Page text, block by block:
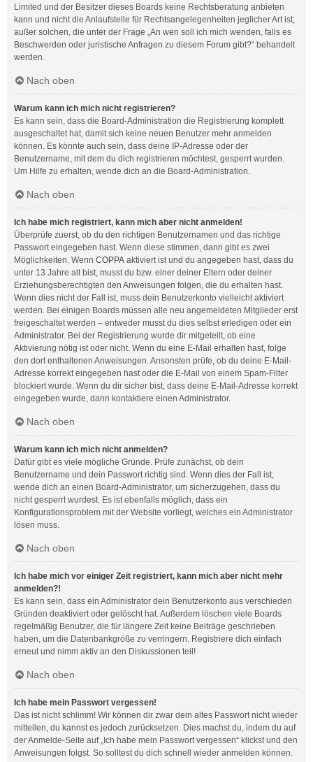
Limited und der Besitzer dieses Boards keine Rechtsberatung anbieten
kann und nicht die Anlaufstelle für Rechtsangelegenheiten jeglicher Art ist;
außer solchen, die unter der Frage „An wen soll ich mich wenden, falls es
Beschwerden oder juristische Anfragen zu diesem Forum gibt?“ behandelt
werden.
Nach oben
Warum kann ich mich nicht registrieren?
Es kann sein, dass die Board-Administration die Registrierung komplett
ausgeschaltet hat, damit sich keine neuen Benutzer mehr anmelden
können. Es könnte auch sein, dass deine IP-Adresse oder der
Benutzername, mit dem du dich registrieren möchtest, gesperrt wurden.
Um Hilfe zu erhalten, wende dich an die Board-Administration.
Nach oben
Ich habe mich registriert, kann mich aber nicht anmelden!
Überprüfe zuerst, ob du den richtigen Benutzernamen und das richtige
Passwort eingegeben hast. Wenn diese stimmen, dann gibt es zwei
Möglichkeiten. Wenn COPPA aktiviert ist und du angegeben hast, dass du
unter 13 Jahre alt bist, musst du bzw. einer deiner Eltern oder deiner
Erziehungsberechtigten den Anweisungen folgen, die du erhalten hast.
Wenn dies nicht der Fall ist, muss dein Benutzerkonto vielleicht aktiviert
werden. Bei einigen Boards müssen alle neu angemeldeten Mitglieder erst
freigeschaltet werden – entweder musst du dies selbst erledigen oder ein
Administrator. Bei der Registrierung wurde dir mitgeteilt, ob eine
Aktivierung nötig ist oder nicht. Wenn du eine E-Mail erhalten hast, folge
den dort enthaltenen Anweisungen. Ansonsten prüfe, ob du deine E-Mail-
Adresse korrekt eingegeben hast oder die E-Mail von einem Spam-Filter
blockiert wurde. Wenn du dir sicher bist, dass deine E-Mail-Adresse korrekt
eingegeben wurde, dann kontaktiere einen Administrator.
Nach oben
Warum kann ich mich nicht anmelden?
Dafür gibt es viele mögliche Gründe. Prüfe zunächst, ob dein
Benutzername und dein Passwort richtig sind. Wenn dies der Fall ist,
wende dich an einen Board-Administrator, um sicherzugehen, dass du
nicht gesperrt wurdest. Es ist ebenfalls möglich, dass ein
Konfigurationsproblem mit der Website vorliegt, welches ein Administrator
lösen muss.
Nach oben
Ich habe mich vor einiger Zeit registriert, kann mich aber nicht mehr
anmelden?!
Es kann sein, dass ein Administrator dein Benutzerkonto aus verschieden
Gründen deaktiviert oder gelöscht hat. Außerdem löschen viele Boards
regelmäßig Benutzer, die für längere Zeit keine Beiträge geschrieben
haben, um die Datenbankgröße zu verringern. Registriere dich einfach
erneut und nimm aktiv an den Diskussionen teil!
Nach oben
Ich habe mein Passwort vergessen!
Das ist nicht schlimm! Wir können dir zwar dein altes Passwort nicht wieder
mitteilen, du kannst es jedoch zurücksetzen. Dies machst du, indem du auf
der Anmelde-Seite auf „Ich habe mein Passwort vergessen“ klickst und den
Anweisungen folgst. So solltest du dich schnell wieder anmelden können.